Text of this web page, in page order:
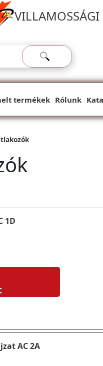
termékek Rólunk
1D
AC 2A